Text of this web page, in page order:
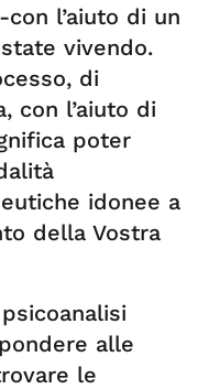
l’aiuto di un
vivendo.
di
con l’aiuto di
poter
idonee a
della Vostra
alle
le